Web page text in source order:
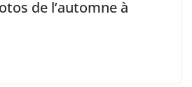
de l’automne à